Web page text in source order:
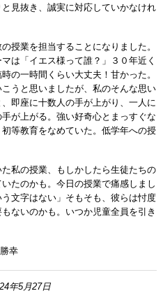
見抜き、誠実に対応していかなけれ
授業を担当することになりました。
は「イエス様って誰？」３０年近く
の一時間くらい大丈夫！甘かった。
うと思いましたが、私のそんな思い
即座に十数人の手が上がり、一人に
が上がる。強い好奇心とまっすぐな
等教育をなめていた。低学年への授
私の授業、もしかしたら生徒たちの
たのかも。今日の授業で痛感しまし
文字はない」そもそも、彼らは忖度
ないのかも。いつか児童全員を引き
幸
年5月27日